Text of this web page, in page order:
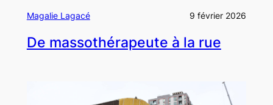
Magalie Lagacé 9 février 2026
De massothérapeute à la rue